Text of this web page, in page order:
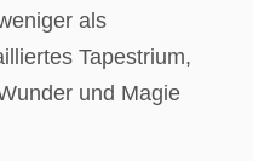
als
Tapestrium,
und Magie